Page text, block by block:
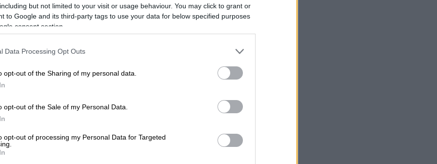
but not limited to your visit or usage behaviour. You may click to grant or
to Google and its third-party tags to use your data for below specified purposes
consent section.
Data Processing Opt Outs
opt-out of the Sharing of my personal data.
opt-out of the Sale of my Personal Data.
opt-out of processing my Personal Data for Targeted